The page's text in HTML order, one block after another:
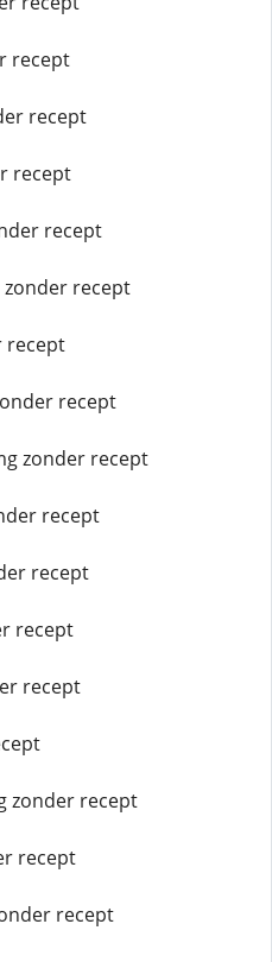
recept
recept
recept
recept
zonder recept
recept
recept
zonder recept
recept
recept
recept
recept
zonder recept
recept
recept